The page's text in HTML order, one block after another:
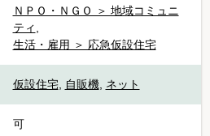
ＮＰＯ・ＮＧＯ ＞ 地域コミュニ
ティ ,
生活・雇用 ＞ 応急仮設住宅
仮設住宅, 自販機, ネット
可